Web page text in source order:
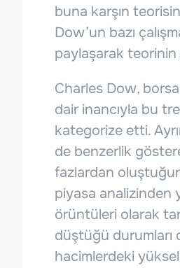
buna karşın
Dow’un bazı
paylaşarak teorinin
Charles Dow,
dair inancıyla bu
kategorize etti.
de benzerlik
fazlardan
piyasa analizinden
örüntüleri olarak
düştüğü durumları
hacimlerdeki